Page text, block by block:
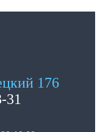
176
31